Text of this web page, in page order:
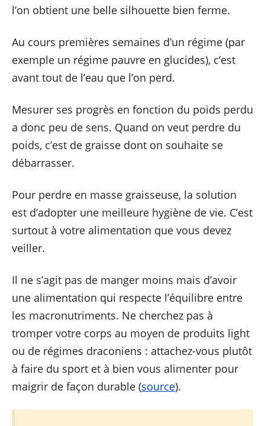
l’on obtient une belle silhouette bien ferme.
Au cours premières semaines d’un régime (par
exemple un régime pauvre en glucides), c’est
avant tout de l’eau que l’on perd.
Mesurer ses progrès en fonction du poids perdu
a donc peu de sens. Quand on veut perdre du
poids, c’est de graisse dont on souhaite se
débarrasser.
Pour perdre en masse graisseuse, la solution
est d’adopter une meilleure hygiène de vie. C’est
surtout à votre alimentation que vous devez
veiller.
Il ne s’agit pas de manger moins mais d’avoir
une alimentation qui respecte l’équilibre entre
les macronutriments. Ne cherchez pas à
tromper votre corps au moyen de produits light
ou de régimes draconiens : attachez-vous plutôt
à faire du sport et à bien vous alimenter pour
maigrir de façon durable (source).